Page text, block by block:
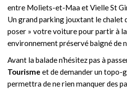
entre Moliets-et-Maa et Vielle St
Un grand parking jouxtant le chalet
poser » votre voiture pour partir à
environnement préservé baigné de
Avant la balade n’hésitez pas à
Tourisme et de demander un topo-
permettra de ne rien manquer des